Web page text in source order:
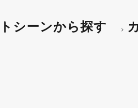
シーンから探す
業務
イルランドオ